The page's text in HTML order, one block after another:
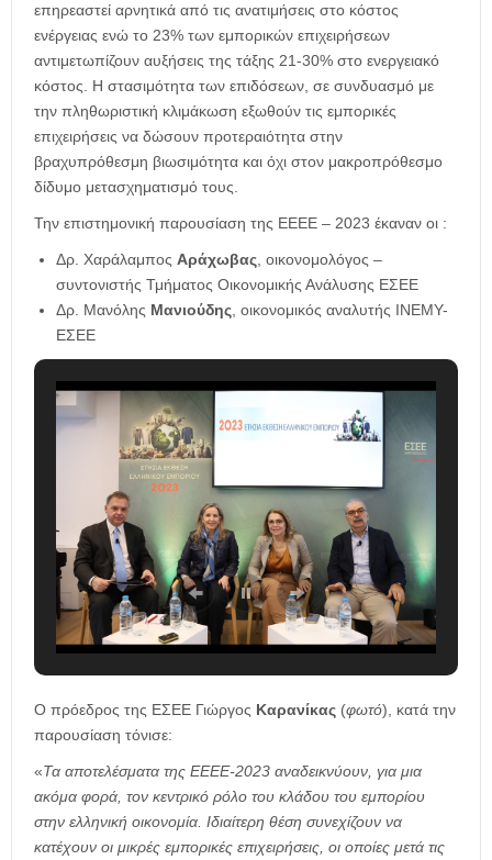
επηρεαστεί αρνητικά από τις ανατιμήσεις στο κόστος
ενέργειας ενώ το 23% των εμπορικών επιχειρήσεων
αντιμετωπίζουν αυξήσεις της τάξης 21-30% στο ενεργειακό
κόστος. Η στασιμότητα των επιδόσεων, σε συνδυασμό με
την πληθωριστική κλιμάκωση εξωθούν τις εμπορικές
επιχειρήσεις να δώσουν προτεραιότητα στην
βραχυπρόθεσμη βιωσιμότητα και όχι στον μακροπρόθεσμο
δίδυμο μετασχηματισμό τους.
Την επιστημονική παρουσίαση της ΕΕΕΕ – 2023 έκαναν οι :
Δρ. Χαράλαμπος Αράχωβας, οικονομολόγος –
συντονιστής Τμήματος Οικονομικής Ανάλυσης ΕΣΕΕ
Δρ. Μανόλης Μανιούδης, οικονομικός αναλυτής ΙΝΕΜΥ-
ΕΣΕΕ
Ο πρόεδρος της ΕΣΕΕ Γιώργος Καρανίκας (φωτό), κατά την
παρουσίαση τόνισε:
«Τα αποτελέσματα της ΕΕΕΕ-2023 αναδεικνύουν, για μια
ακόμα φορά, τον κεντρικό ρόλο του κλάδου του εμπορίου
στην ελληνική οικονομία. Ιδιαίτερη θέση συνεχίζουν να
κατέχουν οι μικρές εμπορικές επιχειρήσεις, οι οποίες μετά τις